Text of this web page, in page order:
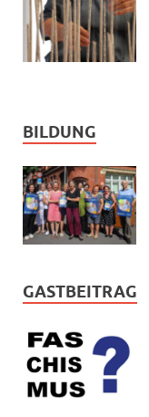
BILDUNG
GASTBEITRAG